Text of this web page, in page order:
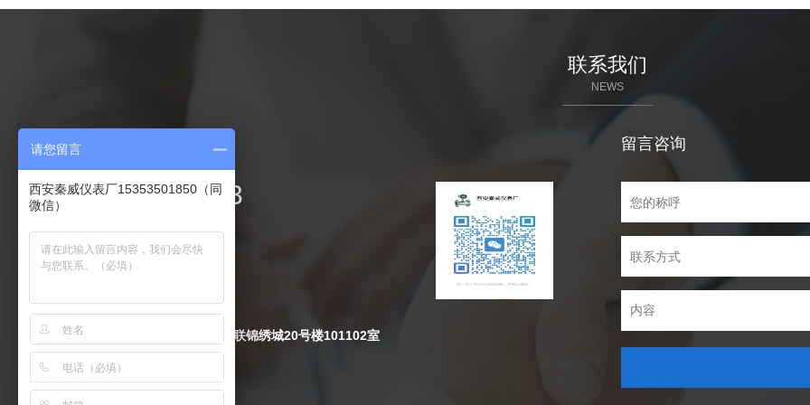
联系我们
NEWS
联系我们
029-84217893
手 机：15339101775
Q Q：2474344599
地 址：陕西省西安市周至县万联锦绣城20号楼101102室
留言咨询
请您留言
西安秦威仪表厂15353501850（同
微信）